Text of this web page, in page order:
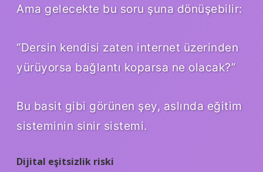
Ama gelecekte bu soru şuna dönüşebilir:
“Dersin kendisi zaten internet üzerinden
yürüyorsa bağlantı koparsa ne olacak?”
Bu basit gibi görünen şey, aslında eğitim
sisteminin sinir sistemi.
Dijital eşitsizlik riski